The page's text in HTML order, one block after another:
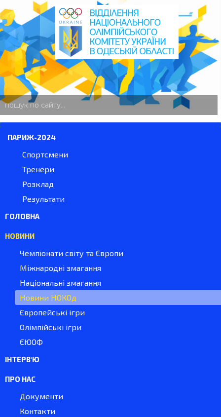
пошук
по
ПАРИЖ-2024
Спортсмени
Тренери
Розклад
Результати
ГОЛОВНА
НОВИНИ
Чемпіонати світу та Європи
Міжнародні змагання
Національні змагання
Новини НОКОд
Європейські ігри
Олімпійські ігри
ЄЮОФ
ІНТЕРВ'Ю
ПРО НАС
Документи
Контакти